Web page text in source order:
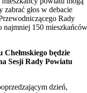
będzie
Sesji Rady Powiatu
ma być przedstawiany
do głosu według
Rady zgłoszenia.